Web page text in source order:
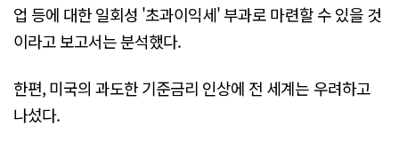
업 등에 대한 일회성 '초과이익세' 부과로 마련할 수 있을 것
이라고 보고서는 분석했다.
한편, 미국의 과도한 기준금리 인상에 전 세계는 우려하고
나섰다.